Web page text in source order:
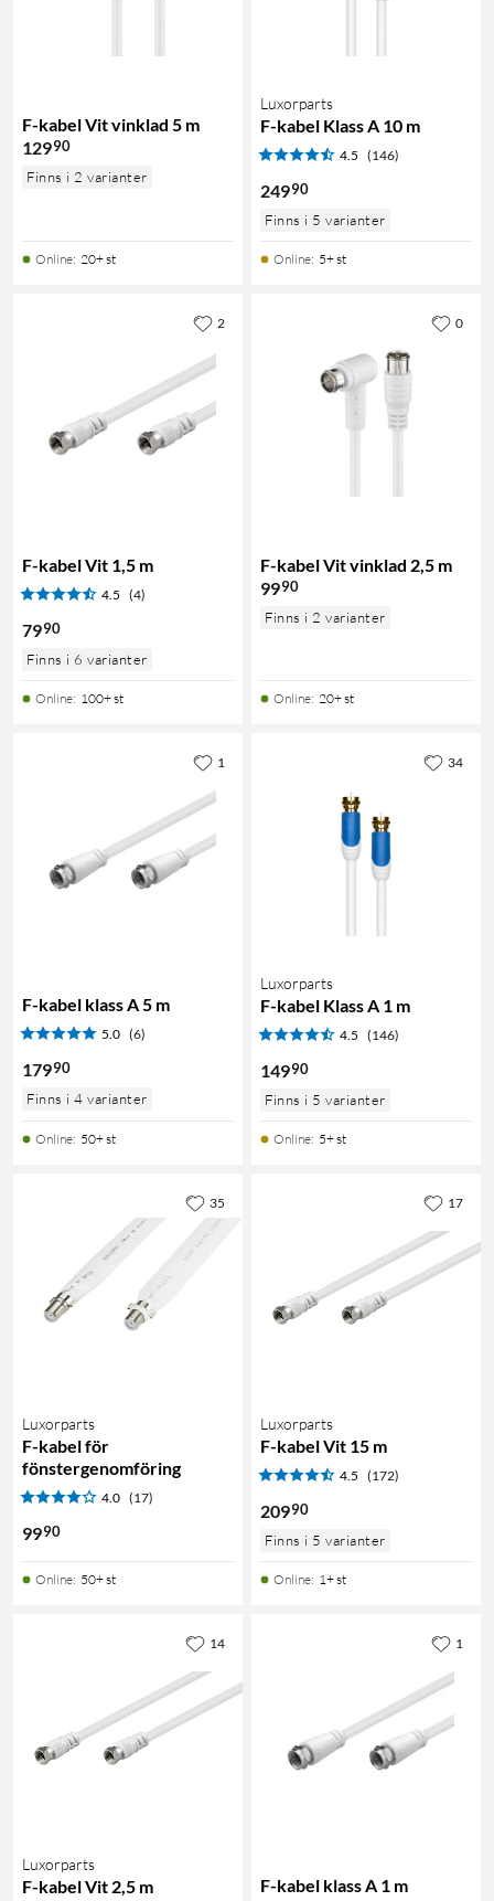
F-kabel Vit vinklad 5 m
12990
Finns i 2 varianter
Online: 20+ st
Luxorparts
F-kabel Klass A 10 m
4.5 (146)
24990
Finns i 5 varianter
Online: 5+ st
F-kabel Vit 1,5 m
4.5 (4)
7990
Finns i 6 varianter
Online: 100+ st
2
F-kabel Vit vinklad 2,5 m
9990
Finns i 2 varianter
Online: 20+ st
0
F-kabel klass A 5 m
5.0 (6)
17990
Finns i 4 varianter
Online: 50+ st
1
Luxorparts
F-kabel Klass A 1 m
4.5 (146)
14990
Finns i 5 varianter
Online: 5+ st
34
Luxorparts
F-kabel för
fönstergenomföring
4.0 (17)
9990
Online: 50+ st
35
Luxorparts
F-kabel Vit 15 m
4.5 (172)
20990
Finns i 5 varianter
Online: 1+ st
17
Luxorparts
F-kabel Vit 2,5 m
14
F-kabel klass A 1 m
1